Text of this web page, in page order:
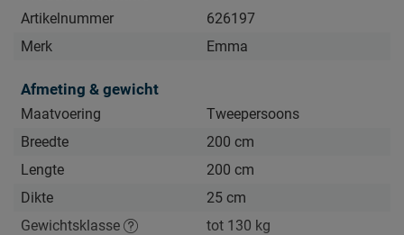
zien.
Artikelnummer
626197
Merk
Emma
Afmeting & gewicht
Maatvoering
Tweepersoons
Breedte
200 cm
Lengte
200 cm
Dikte
25 cm
Gewichtsklasse
tot 130 kg